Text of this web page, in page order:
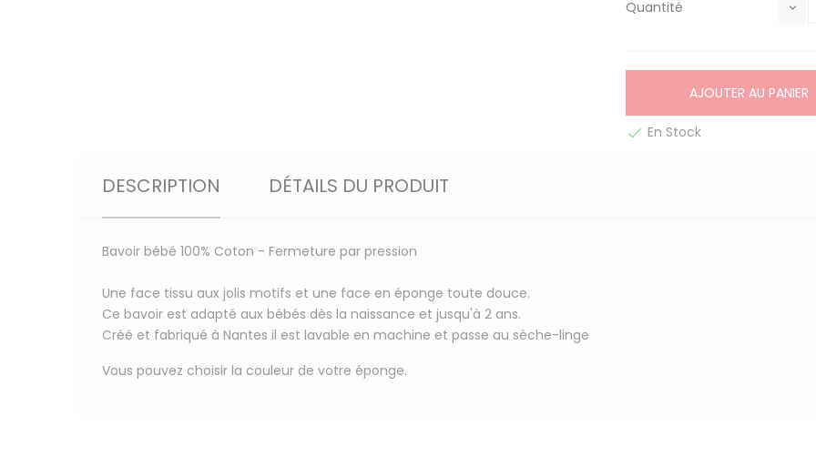
Quantité
AJOUTER AU PANIER
 En Stock
DESCRIPTION DÉTAILS DU PRODUIT
Bavoir bébé 100% Coton - Fermeture par pression
Une face tissu aux jolis motifs et une face en éponge toute douce.
Ce bavoir est adapté aux bébés dès la naissance et jusqu'à 2 ans.
Créé et fabriqué à Nantes il est lavable en machine et passe au sèche-linge
Vous pouvez choisir la couleur de votre éponge.